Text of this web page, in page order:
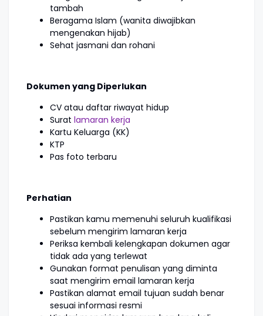
tambah
Beragama Islam (wanita diwajibkan
mengenakan hijab)
Sehat jasmani dan rohani
Dokumen yang Diperlukan
CV atau daftar riwayat hidup
Surat lamaran kerja
Kartu Keluarga (KK)
KTP
Pas foto terbaru
Perhatian
Pastikan kamu memenuhi seluruh kualifikasi
sebelum mengirim lamaran kerja
Periksa kembali kelengkapan dokumen agar
tidak ada yang terlewat
Gunakan format penulisan yang diminta
saat mengirim email lamaran kerja
Pastikan alamat email tujuan sudah benar
sesuai informasi resmi